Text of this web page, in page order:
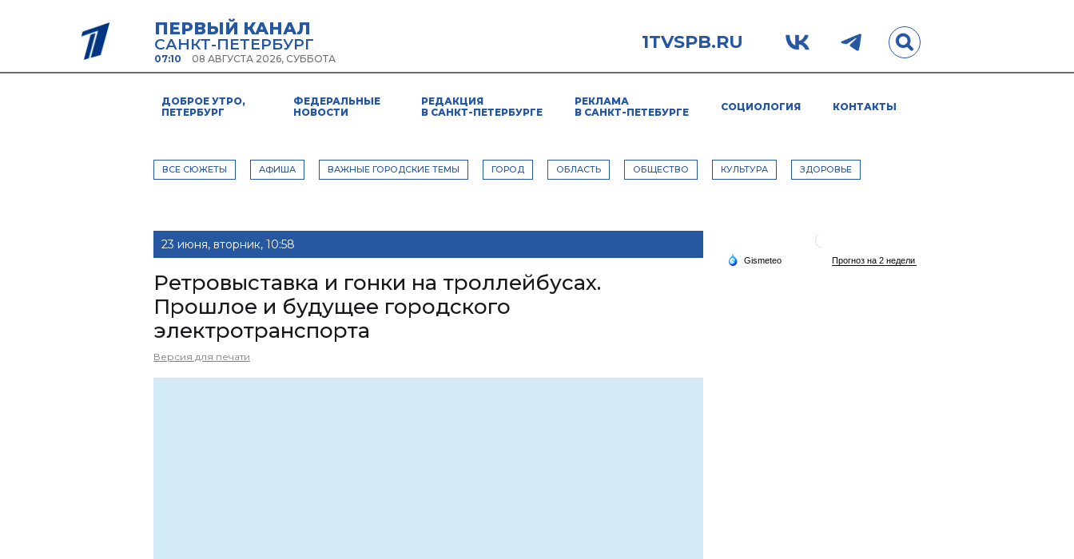
ПЕРВЫЙ КАНАЛ
САНКТ-ПЕТЕРБУРГ
07:10 08 АВГУСТА 2026, СУББОТА
1TVSPB.RU
ДОБРОЕ УТРО,
ПЕТЕРБУРГ
ФЕДЕРАЛЬНЫЕ
НОВОСТИ
РЕДАКЦИЯ
В САНКТ-ПЕТЕРБУРГЕ
РЕКЛАМА
В САНКТ-ПЕТЕБУРГЕ
СОЦИОЛОГИЯ КОНТАКТЫ
ВСЕ СЮЖЕТЫ АФИША ВАЖНЫЕ ГОРОДСКИЕ ТЕМЫ ГОРОД ОБЛАСТЬ ОБЩЕСТВО КУЛЬТУРА ЗДОРОВЬЕ
23 июня, вторник, 10:58
Ретровыставка и гонки на троллейбусах.
Прошлое и будущее городского
электротранспорта
Версия для печати